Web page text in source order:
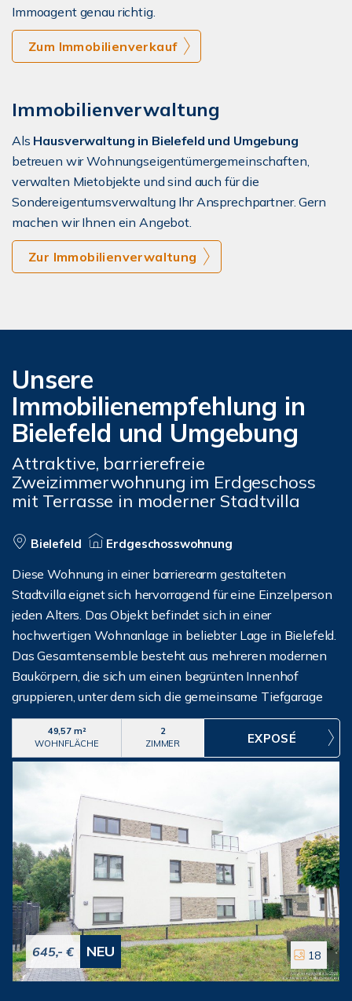
Immoagent genau richtig.
Zum Immobilienverkauf
Immobilienverwaltung
Als Hausverwaltung in Bielefeld und Umgebung
betreuen wir Wohnungseigentümergemeinschaften,
verwalten Mietobjekte und sind auch für die
Sondereigentumsverwaltung Ihr Ansprechpartner. Gern
machen wir Ihnen ein Angebot.
Zur Immobilienverwaltung
Unsere
Immobilienempfehlung in
Bielefeld und Umgebung
Attraktive, barrierefreie
Zweizimmerwohnung im Erdgeschoss
mit Terrasse in moderner Stadtvilla
Bielefeld Erdgeschosswohnung
Diese Wohnung in einer barrierearm gestalteten
Stadtvilla eignet sich hervorragend für eine Einzelperson
jeden Alters. Das Objekt befindet sich in einer
hochwertigen Wohnanlage in beliebter Lage in Bielefeld.
Das Gesamtensemble besteht aus mehreren modernen
Baukörpern, die sich um einen begrünten Innenhof
gruppieren, unter dem sich die gemeinsame Tiefgarage
befindet.Die Zweizimmerwohnung befindet sich im
Erdgeschoss und verfügt über eine Terrasse mit
Südausrichtung und Blick ins Naturschutzgebiet.
49,57 m²
WOHNFLÄCHE
2
ZIMMER
645,- € NEU 18